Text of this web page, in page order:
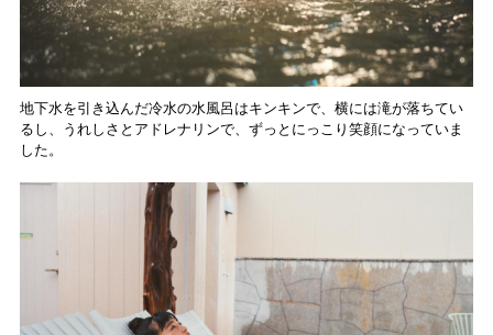
地下水を引き込んだ冷水の水風呂はキンキンで、横には滝が落ちてい
るし、うれしさとアドレナリンで、ずっとにっこり笑顔になっていま
した。